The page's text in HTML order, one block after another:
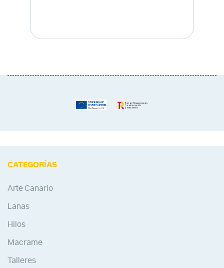
CATEGORÍAS
Arte Canario
Lanas
Hilos
Macrame
Talleres